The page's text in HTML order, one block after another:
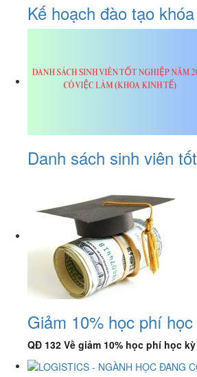
Kế hoạch đào tạo
Danh sách sinh viên
Giảm 10% học phí
QĐ 132 Về giảm 10% học phí học